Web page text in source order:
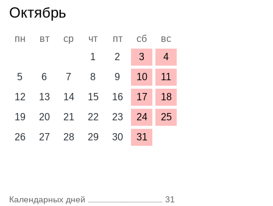
Октябрь
пн вт ср чт пт сб
вс
1
2 3
4
5
6 7 8 9 10
11
12
13 14 15 16 17
18
19
20 21 22 23 24
25
26
27 28 29 30 31
Календарных дней
31